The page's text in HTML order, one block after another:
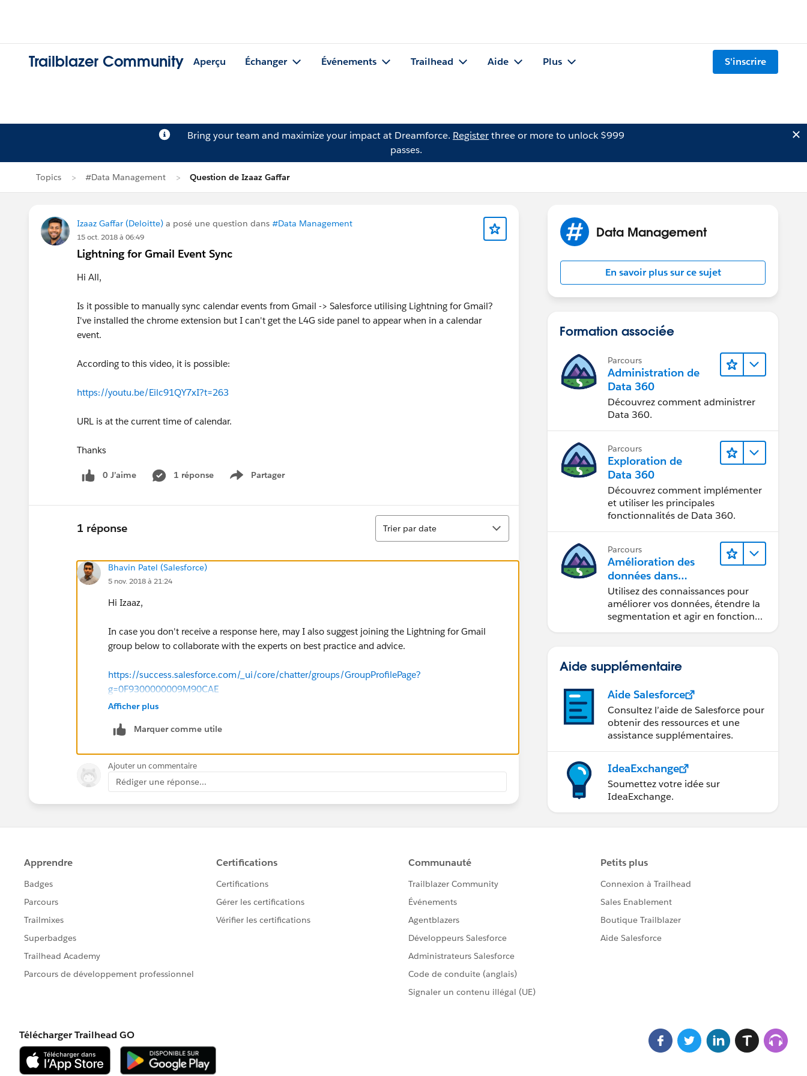
Trailblazer Community Aperçu Échanger Événements Trailhead Aide Plus S'inscrire
Bring your team and maximize your impact at Dreamforce. Registerthree or more to unlock $999
passes.
Topics #Data Management Question de Izaaz Gaffar
Izaaz Gaffar (Deloitte) a posé une question dans #Data Management
15 oct. 2018 à 06:49
Lightning for Gmail Event Sync
Hi All,
Is it possible to manually sync calendar events from Gmail -> Salesforce utilising Lightning for Gmail?
I've installed the chrome extension but I can't get the L4G side panel to appear when in a calendar
event.
According to this video, it is possible:
https://youtu.be/Eilc91QY7xI?t=263
URL is at the current time of calendar.
Thanks
0 J’aime 1 réponse Partager
Show menu
1 réponse
Tri
Trier par date
Bhavin Patel (Salesforce)
5 nov. 2018 à 21:24
Hi Izaaz,
In case you don't receive a response here, may I also suggest joining the Lightning for Gmail
group below to collaborate with the experts on best practice and advice.
https://success.salesforce.com/_ui/core/chatter/groups/GroupProfilePage?
g=0F9300000009M90CAE
Afficher plus
Marquer comme utile
Ajouter un commentaire
Rédiger une réponse...
Data Management
En savoir plus sur ce sujet
Formation associée
Parcours
Administration de
Data 360
Découvrez comment administrer
Data 360.
Parcours
Exploration de
Data 360
Découvrez comment implémenter
et utiliser les principales
fonctionnalités de Data 360.
Parcours
Amélioration des
données dans
Data 360
Utilisez des connaissances pour
améliorer vos données, étendre la
segmentation et agir en fonction
Aide supplémentaire
Aide Salesforce
Consultez l’aide de Salesforce pour
obtenir des ressources et une
assistance supplémentaires.
IdeaExchange
Soumettez votre idée sur
IdeaExchange.